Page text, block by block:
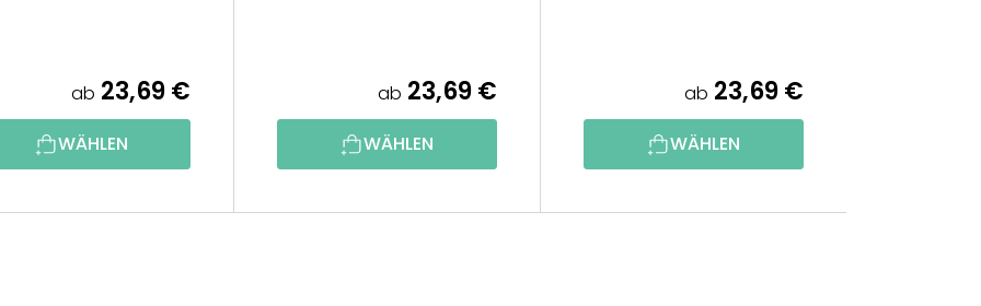
ab 23,69 €
WÄHLEN
ab 23,69 €
WÄHLEN
ab 23,69 €
WÄHLEN